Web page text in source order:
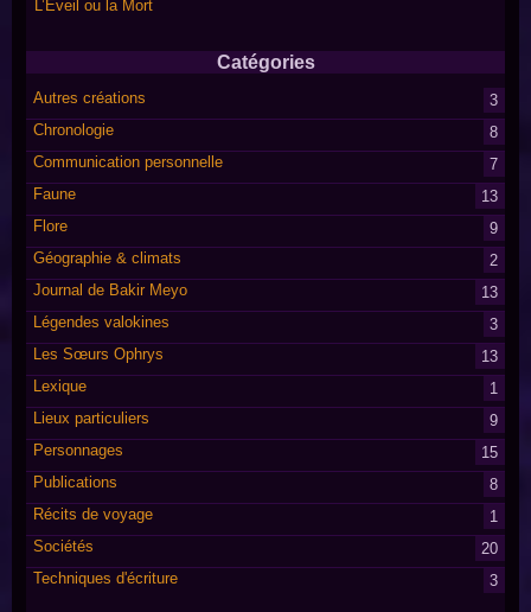
L’Éveil ou la Mort
Catégories
Autres créations
3
Chronologie
8
Communication personnelle
7
Faune
13
Flore
9
Géographie & climats
2
Journal de Bakir Meyo
13
Légendes valokines
3
Les Sœurs Ophrys
13
Lexique
1
Lieux particuliers
9
Personnages
15
Publications
8
Récits de voyage
1
Sociétés
20
Techniques d'écriture
3